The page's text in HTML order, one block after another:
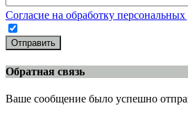
Согласие на обработку
Отправить
Обратная связь
Ваше сообщение было успешно